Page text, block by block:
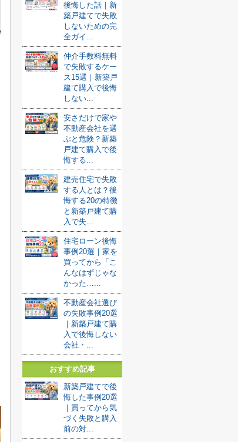
後悔した話｜新
築戸建てで失敗
しないための完
全ガイ...
仲介手数料無料
で失敗するケー
ス15選｜新築戸
建て購入で後悔
しない...
安さだけで家や
不動産会社を選
ぶと危険？新築
戸建て購入で後
悔する...
建売住宅で失敗
する人とは？後
悔する20の特徴
と新築戸建て購
入で失...
住宅ローン後悔
事例20選｜家を
買ってから「こ
んなはずじゃな
かった…...
不動産会社選び
の失敗事例20選
｜新築戸建て購
入で後悔しない
会社・...
おすすめ記事
新築戸建てで後
悔した事例20選
｜買ってから気
づく失敗と購入
前の対...